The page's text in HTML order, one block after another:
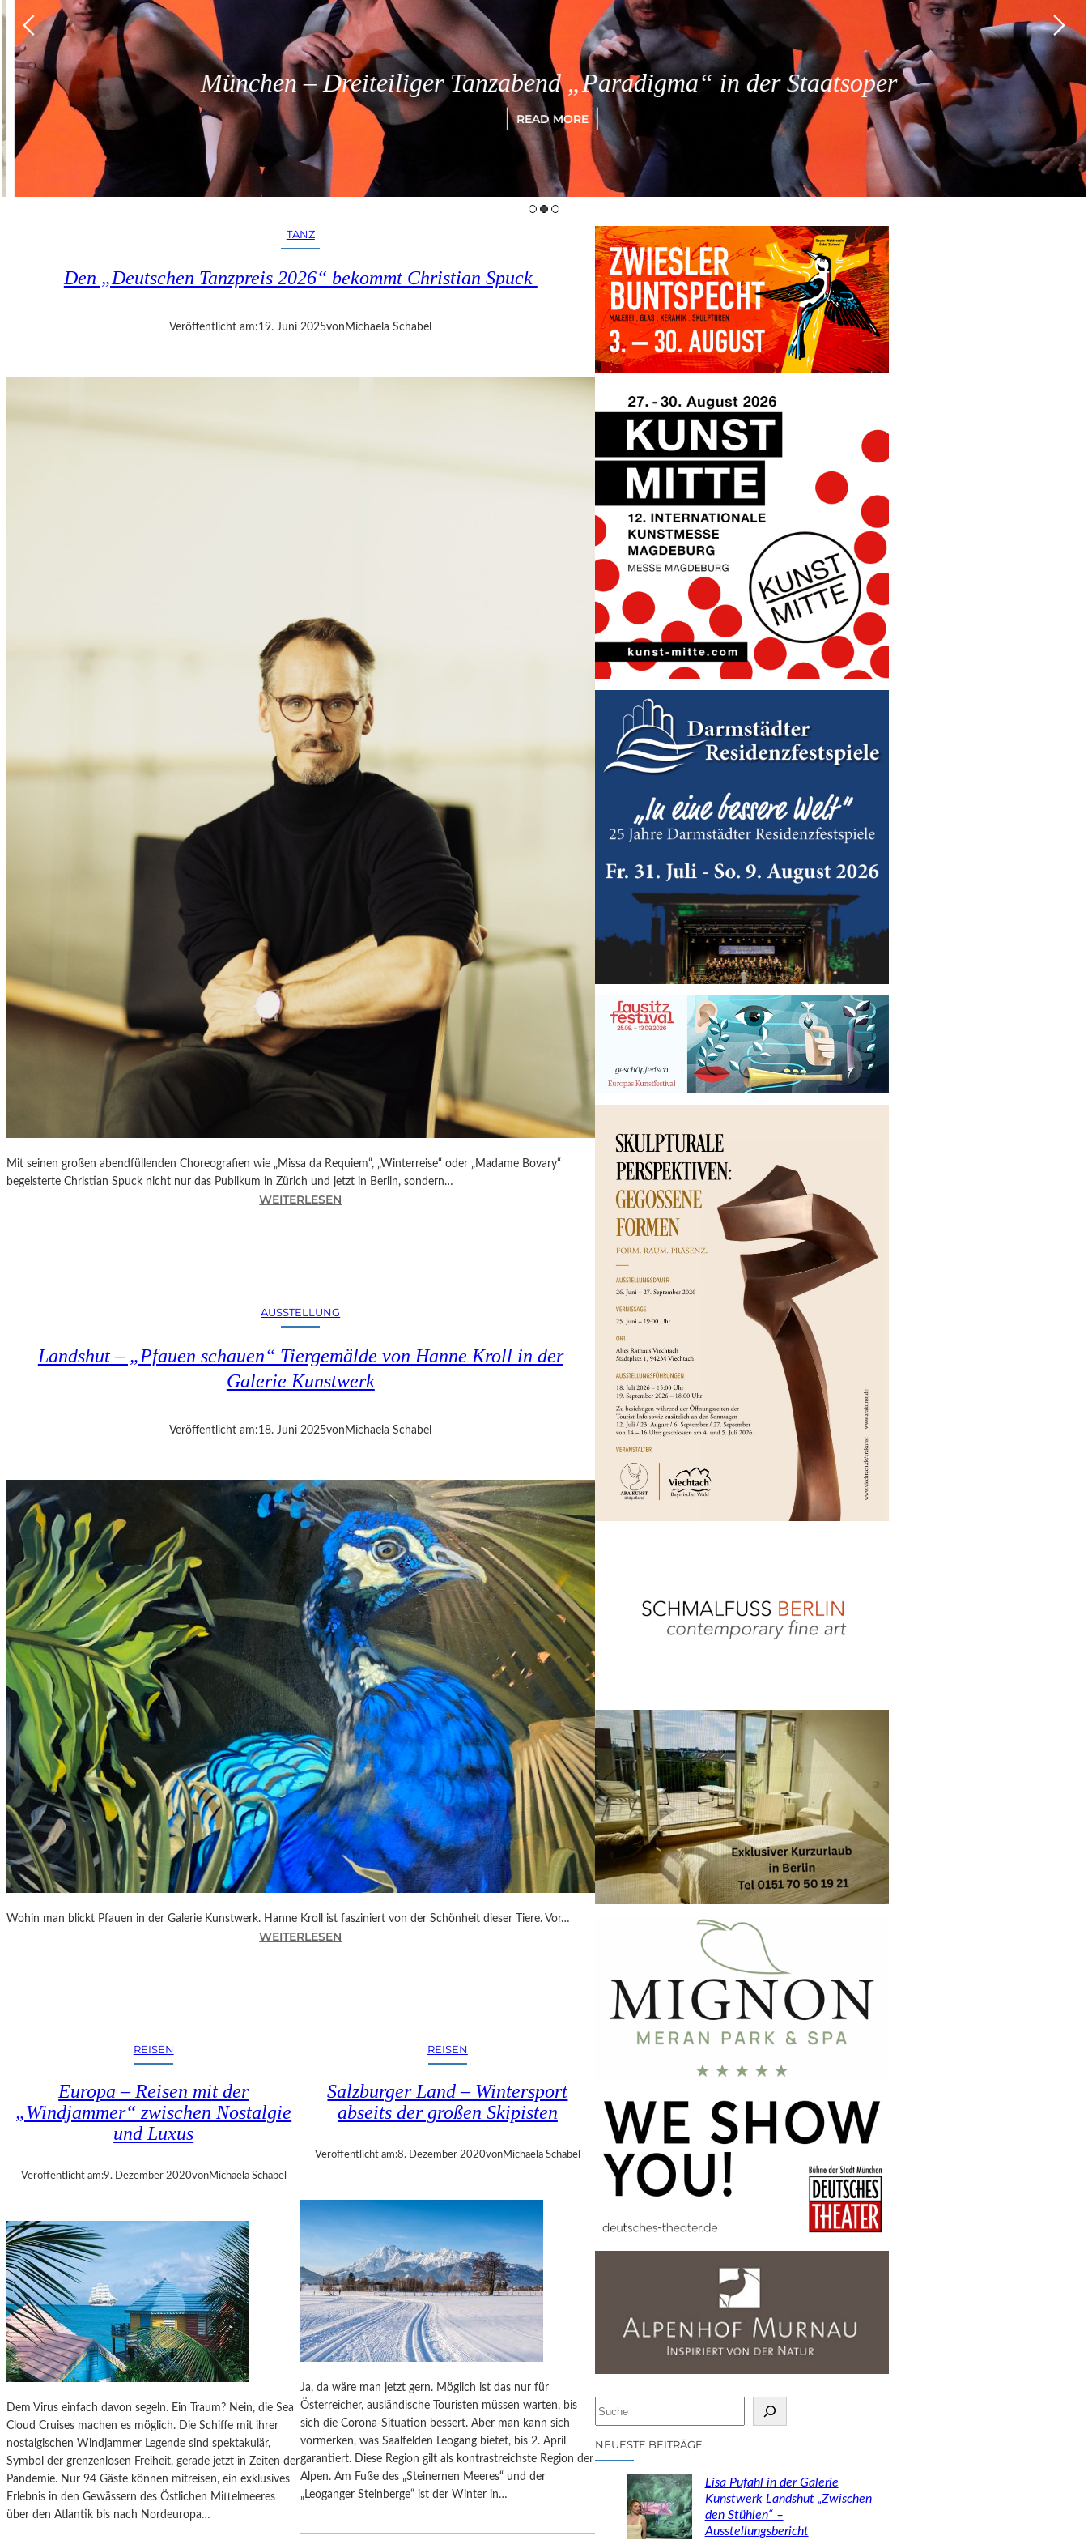
München – Dreiteiliger Tanzabend „Paradigma“ in der Staatsoper
READ MORE
TANZ
Den „Deutschen Tanzpreis 2026“ bekommt Christian Spuck
Veröffentlicht am:19. Juni 2025von Michaela Schabel
Mit seinen großen abendfüllenden Choreografien wie „Missa da Requiem“, „Winterreise“ oder „Madame Bovary“
begeisterte Christian Spuck nicht nur das Publikum in Zürich und jetzt in Berlin, sondern…
WEITERLESEN
E
S
C
H
N
N
Z
P
R
E
I
S
2
0
2
6
“
B
E
K
O
M
M
T
C
H
R
I
S
T
A
AUSSTELLUNG
Landshut – „Pfauen schauen“ Tiergemälde von Hanne Kroll in der
Galerie Kunstwerk
Veröffentlicht am:18. Juni 2025von Michaela Schabel
Wohin man blickt Pfauen in der Galerie Kunstwerk. Hanne Kroll ist fasziniert von der Schönheit dieser Tiere. Vor…
WEITERLESEN
A
–
„
F
E
N
H
A
U
E
N
“
T
I
E
R
G
E
M
REISEN
Europa – Reisen mit der
„Windjammer“ zwischen Nostalgie
und Luxus
Veröffentlicht am:9. Dezember 2020vonMichaela Schabel
Dem Virus einfach davon segeln. Ein Traum? Nein, die Sea
Cloud Cruises machen es möglich. Die Schiffe mit ihrer
nostalgischen Windjammer Legende sind spektakulär,
Symbol der grenzenlosen Freiheit, gerade jetzt in Zeiten der
Pandemie. Nur 94 Gäste können mitreisen, ein exklusives
Erlebnis in den Gewässern des Östlichen Mittelmeeres
über den Atlantik bis nach Nordeuropa…
REISEN
Salzburger Land – Wintersport
abseits der großen Skipisten
Veröffentlicht am:8. Dezember 2020vonMichaela Schabel
Ja, da wäre man jetzt gern. Möglich ist das nur für
Österreicher, ausländische Touristen müssen warten, bis
sich die Corona-Situation bessert. Aber man kann sich
vormerken, was Saalfelden Leogang bietet, bis 2. April
garantiert. Diese Region gilt als kontrastreichste Region der
Alpen. Am Fuße des „Steinernen Meeres“ und der
„Leoganger Steinberge“ ist der Winter in…
S
u
c
h
NEUESTE BEITRÄGE
Lisa Pufahl in der Galerie
Kunstwerk Landshut „Zwischen
den Stühlen“ –
Ausstellungsbericht